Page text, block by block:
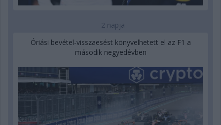
2 napja
Óriási bevétel-visszaesést könyvelhetett el az F1 a
második negyedévben